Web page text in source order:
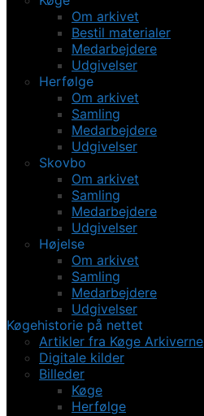
Om arkivet
Bestil materialer
Medarbejdere
Udgivelser
Herfølge
Om arkivet
Samling
Medarbejdere
Udgivelser
Skovbo
Om arkivet
Samling
Medarbejdere
Udgivelser
Højelse
Om arkivet
Samling
Medarbejdere
Udgivelser
Køgehistorie på nettet
Artikler fra Køge Arkiverne
Digitale kilder
Billeder
Køge
Herfølge